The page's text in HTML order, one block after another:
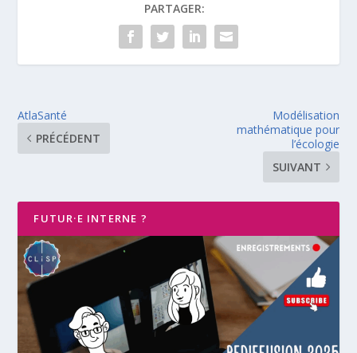
PARTAGER:
AtlaSanté
PRÉCÉDENT
Modélisation
mathématique pour
l’écologie
SUIVANT
FUTUR·E INTERNE ?